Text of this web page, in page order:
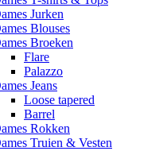
Jurken
Blouses
Broeken
Flare
Palazzo
Jeans
Loose tapered
Barrel
Rokken
Truien & Vesten